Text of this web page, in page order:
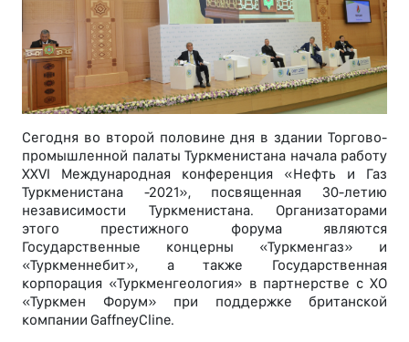
Сегодня во второй половине дня в здании Торгово-
промышленной палаты Туркменистана начала работу
XXVI Международная конференция «Нефть и Газ
Туркменистана -2021», посвященная 30-летию
независимости Туркменистана. Организаторами
этого престижного форума являются
Государственные концерны «Туркменгаз» и
«Туркменнебит», а также Государственная
корпорация «Туркменгеология» в партнерстве с ХО
«Туркмен Форум» при поддержке британской
компании GaffneyCline.